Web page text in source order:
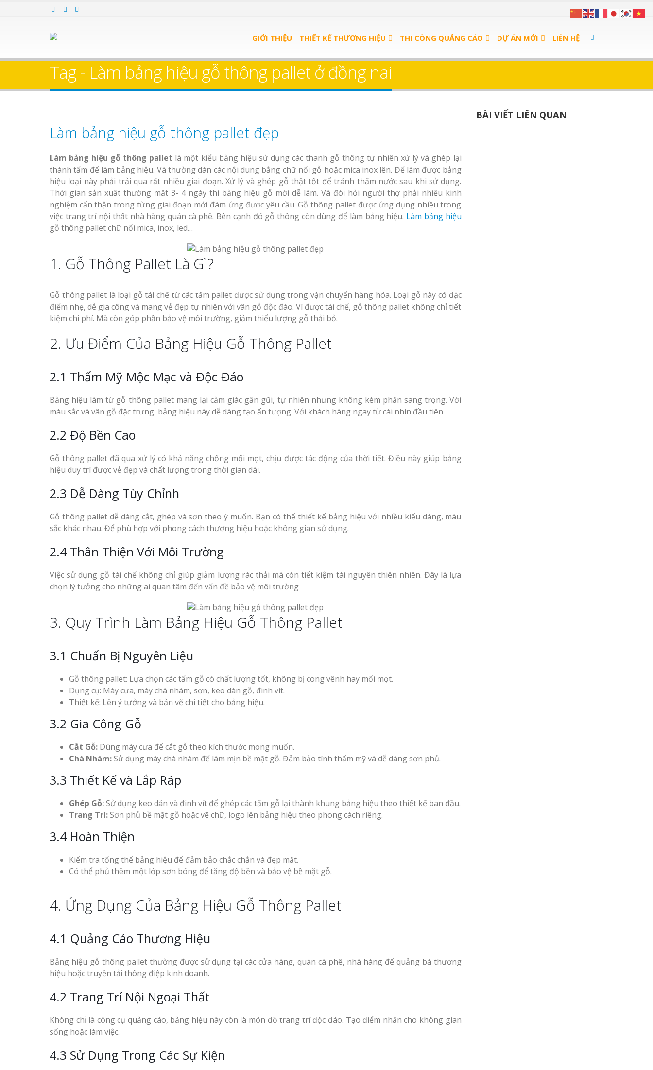
GIỚI THIỆU THIẾT KẾ THƯƠNG HIỆU THI CÔNG QUẢNG CÁO DỰ ÁN MỚI LIÊN HỆ
Tag - Làm bảng hiệu gỗ thông pallet ở đồng nai
Làm bảng hiệu gỗ thông pallet đẹp
Làm bảng hiệu gỗ thông pallet là một kiểu bảng hiệu sử dụng các thanh gỗ thông tự nhiên xử lý và ghép lại
thành tấm để làm bảng hiệu. Và thường dán các nội dung bằng chữ nổi gỗ hoặc mica inox lên. Để làm được bảng
hiệu loại này phải trải qua rất nhiều giai đoạn. Xử lý và ghép gỗ thật tốt để tránh thấm nước sau khi sử dụng.
Thời gian sản xuất thường mất 3- 4 ngày thi bảng hiệu gỗ mới dễ làm. Và đòi hỏi người thợ phải nhiều kinh
nghiệm cẩn thận trong từng giai đoạn mới đám ứng được yêu cầu. Gỗ thông pallet được ứng dụng nhiều trong
việc trang trí nội thất nhà hàng quán cà phê. Bên cạnh đó gỗ thông còn dùng để làm bảng hiệu. Làm bảng hiệu
gỗ thông pallet chữ nổi mica, inox, led…
1. Gỗ Thông Pallet Là Gì?
Gỗ thông pallet là loại gỗ tái chế từ các tấm pallet được sử dụng trong vận chuyển hàng hóa. Loại gỗ này có đặc
điểm nhẹ, dễ gia công và mang vẻ đẹp tự nhiên với vân gỗ độc đáo. Vì được tái chế, gỗ thông pallet không chỉ tiết
kiệm chi phí. Mà còn góp phần bảo vệ môi trường, giảm thiểu lượng gỗ thải bỏ.
2. Ưu Điểm Của Bảng Hiệu Gỗ Thông Pallet
2.1 Thẩm Mỹ Mộc Mạc và Độc Đáo
Bảng hiệu làm từ gỗ thông pallet mang lại cảm giác gần gũi, tự nhiên nhưng không kém phần sang trọng. Với
màu sắc và vân gỗ đặc trưng, bảng hiệu này dễ dàng tạo ấn tượng. Với khách hàng ngay từ cái nhìn đầu tiên.
2.2 Độ Bền Cao
Gỗ thông pallet đã qua xử lý có khả năng chống mối mọt, chịu được tác động của thời tiết. Điều này giúp bảng
hiệu duy trì được vẻ đẹp và chất lượng trong thời gian dài.
2.3 Dễ Dàng Tùy Chỉnh
Gỗ thông pallet dễ dàng cắt, ghép và sơn theo ý muốn. Bạn có thể thiết kế bảng hiệu với nhiều kiểu dáng, màu
sắc khác nhau. Để phù hợp với phong cách thương hiệu hoặc không gian sử dụng.
2.4 Thân Thiện Với Môi Trường
Việc sử dụng gỗ tái chế không chỉ giúp giảm lượng rác thải mà còn tiết kiệm tài nguyên thiên nhiên. Đây là lựa
chọn lý tưởng cho những ai quan tâm đến vấn đề bảo vệ môi trường
3. Quy Trình Làm Bảng Hiệu Gỗ Thông Pallet
3.1 Chuẩn Bị Nguyên Liệu
Gỗ thông pallet: Lựa chọn các tấm gỗ có chất lượng tốt, không bị cong vênh hay mối mọt.
Dụng cụ: Máy cưa, máy chà nhám, sơn, keo dán gỗ, đinh vít.
Thiết kế: Lên ý tưởng và bản vẽ chi tiết cho bảng hiệu.
3.2 Gia Công Gỗ
Cắt Gỗ: Dùng máy cưa để cắt gỗ theo kích thước mong muốn.
Chà Nhám:Sử dụng máy chà nhám để làm mịn bề mặt gỗ. Đảm bảo tính thẩm mỹ và dễ dàng sơn phủ.
3.3 Thiết Kế và Lắp Ráp
Ghép Gỗ:Sử dụng keo dán và đinh vít để ghép các tấm gỗ lại thành khung bảng hiệu theo thiết kế ban đầu.
Trang Trí:Sơn phủ bề mặt gỗ hoặc vẽ chữ, logo lên bảng hiệu theo phong cách riêng.
3.4 Hoàn Thiện
Kiểm tra tổng thể bảng hiệu để đảm bảo chắc chắn và đẹp mắt.
Có thể phủ thêm một lớp sơn bóng để tăng độ bền và bảo vệ bề mặt gỗ.
4. Ứng Dụng Của Bảng Hiệu Gỗ Thông Pallet
4.1 Quảng Cáo Thương Hiệu
Bảng hiệu gỗ thông pallet thường được sử dụng tại các cửa hàng, quán cà phê, nhà hàng để quảng bá thương
hiệu hoặc truyền tải thông điệp kinh doanh.
4.2 Trang Trí Nội Ngoại Thất
Không chỉ là công cụ quảng cáo, bảng hiệu này còn là món đồ trang trí độc đáo. Tạo điểm nhấn cho không gian
sống hoặc làm việc.
4.3 Sử Dụng Trong Các Sự Kiện
BÀI VIẾT LIÊN QUAN